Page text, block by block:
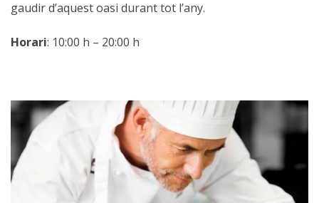
gaudir d’aquest oasi durant tot l’any.
Horari: 10:00 h – 20:00 h